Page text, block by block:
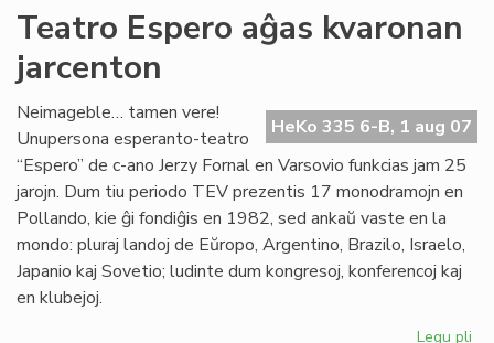
Teatro Espero aĝas kvaronan
jarcenton
HeKo 335 6-B, 1 aug 07
Neimageble… tamen vere!
Unupersona esperanto-teatro
“Espero” de c-ano Jerzy Fornal en Varsovio funkcias jam 25
jarojn. Dum tiu periodo TEV prezentis 17 monodramojn en
Pollando, kie ĝi fondiĝis en 1982, sed ankaŭ vaste en la
mondo: pluraj landoj de Eŭropo, Argentino, Brazilo, Israelo,
Japanio kaj Sovetio; ludinte dum kongresoj, konferencoj kaj
en klubejoj.
Legu pli